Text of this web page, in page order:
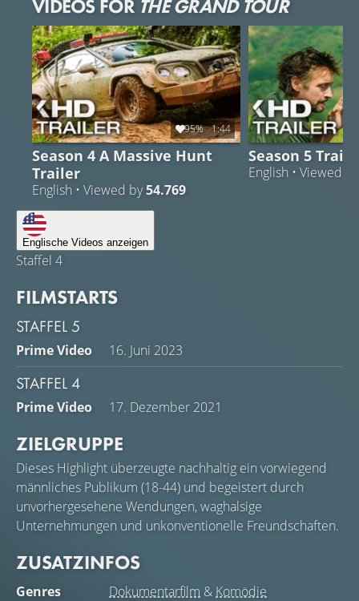
VIDEOS FOR THE GRAND TOUR
95% 1:44
Season 4 A Massive Hunt
Trailer
English • Viewed by54.769
Season 5
English • Viewed
Englische Videos anzeigen
Staffel 4
FILMSTARTS
STAFFEL 5
Prime Video 16. Juni 2023
STAFFEL 4
Prime Video 17. Dezember 2021
ZIELGRUPPE
Dieses Highlight überzeugte nachhaltig ein vorwiegend
männliches Publikum (18-44) und begeistert durch
unvorhergesehene Wendungen, waghalsige
Unternehmungen und unkonventionelle Freundschaften.
ZUSATZINFOS
Genres Dokumentarfilm & Komödie